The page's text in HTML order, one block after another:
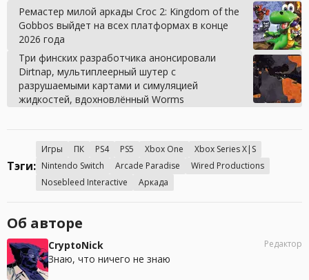
Ремастер милой аркады Croc 2: Kingdom of the
Gobbos выйдет на всех платформах в конце
2026 года
Три финских разработчика анонсировали
Dirtnap, мультиплеерный шутер с
разрушаемыми картами и симуляцией
жидкостей, вдохновлённый Worms
Тэги:
Игры ПК PS4 PS5 Xbox One
Xbox Series X|S
Nintendo Switch
Arcade Paradise
Wired Productions
Nosebleed Interactive
Аркада
Об авторе
CryptoNick
Знаю, что ничего не знаю
Редактор